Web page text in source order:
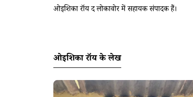
ओइशिका रॉय द लोकावोर में सहायक संपादक हैं।
ओइशिका रॉय के लेख